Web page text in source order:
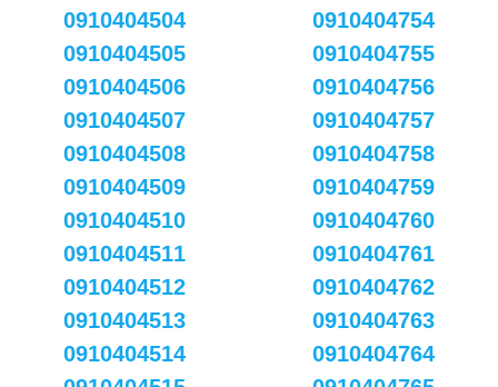
0910404504
0910404505
0910404506
0910404507
0910404508
0910404509
0910404510
0910404511
0910404512
0910404513
0910404514
0910404754
0910404755
0910404756
0910404757
0910404758
0910404759
0910404760
0910404761
0910404762
0910404763
0910404764